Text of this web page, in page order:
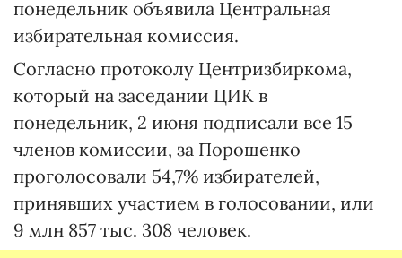
понедельник объявила Центральная
избирательная комиссия.
Согласно протоколу Центризбиркома,
который на заседании ЦИК в
понедельник, 2 июня подписали все 15
членов комиссии, за Порошенко
проголосовали 54,7% избирателей,
принявших участием в голосовании, или
9 млн 857 тыс. 308 человек.